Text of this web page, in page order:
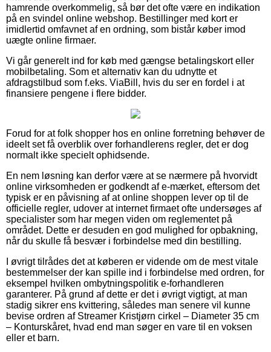
hamrende overkommelig, så bør det ofte være en indikation
på en svindel online webshop. Bestillinger med kort er
imidlertid omfavnet af en ordning, som bistår køber imod
uægte online firmaer.
Vi går generelt ind for køb med gængse betalingskort eller
mobilbetaling. Som et alternativ kan du udnytte et
afdragstilbud som f.eks. ViaBill, hvis du ser en fordel i at
finansiere pengene i flere bidder.
Forud for at folk shopper hos en online forretning behøver de
ideelt set få overblik over forhandlerens regler, det er dog
normalt ikke specielt ophidsende.
En nem løsning kan derfor være at se nærmere på hvorvidt
online virksomheden er godkendt af e-mærket, eftersom det
typisk er en påvisning af at online shoppen lever op til de
officielle regler, udover at internet firmaet ofte undersøges af
specialister som har megen viden om reglementet på
området. Dette er desuden en god mulighed for opbakning,
når du skulle få besvær i forbindelse med din bestilling.
I øvrigt tilrådes det at køberen er vidende om de mest vitale
bestemmelser der kan spille ind i forbindelse med ordren, for
eksempel hvilken ombytningspolitik e-forhandleren
garanterer. På grund af dette er det i øvrigt vigtigt, at man
stadig sikrer ens kvittering, således man senere vil kunne
bevise ordren af Streamer Kristjørn cirkel – Diameter 35 cm
– Konturskåret, hvad end man søger en vare til en voksen
eller et barn.